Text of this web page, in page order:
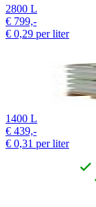
2800 L
€ 799,-
€ 0,29 per liter
1400 L
€ 439,-
€ 0,31 per liter